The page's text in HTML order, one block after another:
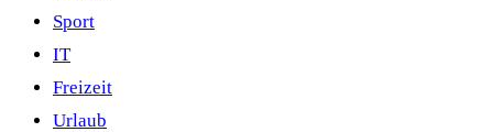
Sport
IT
Freizeit
Urlaub